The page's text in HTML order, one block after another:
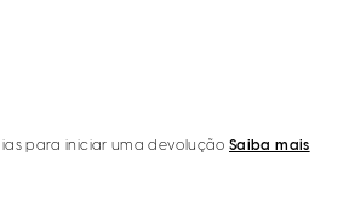
para iniciar uma devolução Saiba mais